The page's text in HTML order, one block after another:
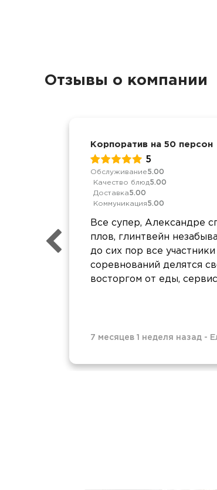
Отзывы о компании
Корпоратив на 50 персон
5
Обслуживание5.00
Качество блюд5.00
Доставка5.00
Коммуникация5.00
Все супер, Александре
плов, глинтвейн
до сих пор все участники
соревнований делятся
восторгом от еды,
7 месяцев 1 неделя назад -